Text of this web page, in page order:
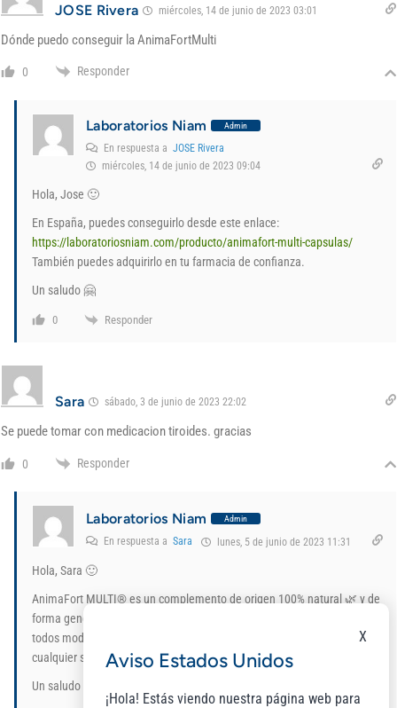
JOSE Rivera miércoles, 14 de junio de 2023 03:01
Dónde puedo conseguir la AnimaFortMulti
0 Responder
Laboratorios Niam Admin
En respuesta a JOSE Rivera
miércoles, 14 de junio de 2023 09:04
Hola, Jose 🙂
En España, puedes conseguirlo desde este enlace:
https://laboratoriosniam.com/producto/animafort-multi-capsulas/
También puedes adquirirlo en tu farmacia de confianza.
Un saludo 🤗
0 Responder
Sara sábado, 3 de junio de 2023 22:02
Se puede tomar con medicacion tiroides. gracias
0 Responder
Laboratorios Niam Admin
En respuesta a Sara lunes, 5 de junio de 2023 11:31
Hola, Sara 🙂
AnimaFort MULTI® es un complemento de origen 100% natural 🌿 y de
forma general no tiene efectos secundarios ni contraindicaciones. De
todos modos, siempre es recomendable que informes a tu médico de
cualquier suplementación que vayas a incorporar a tu dieta 🙌.
Un saludo 🤗
X
Aviso Estados Unidos
¡Hola! Estás viendo nuestra página web para